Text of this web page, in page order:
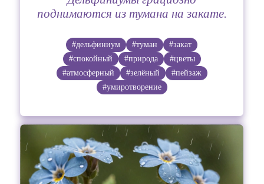
поднимаются из тумана на закате.
#дельфиниум #туман
#закат
#спокойный
#природа
#цветы
#атмосферный
#зелёный
#пейзаж
#умиротворение